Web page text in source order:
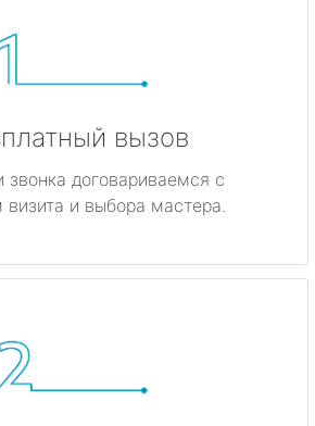
вызов
звонка договариваемся с
и выбора мастера.